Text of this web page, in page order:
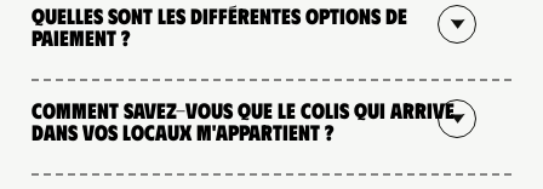
Quelles sont les différentes options de
paiement ?
Comment savez-vous que le colis qui arrive
dans vos locaux m'appartient ?